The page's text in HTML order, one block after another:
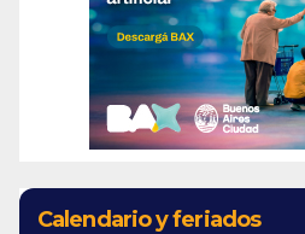
Calendario y feriados